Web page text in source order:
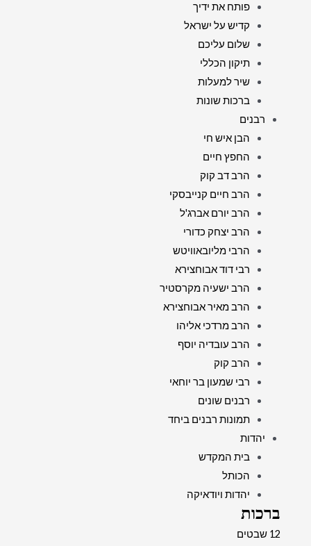
פותח את ידיך
קדיש על ישראל
שלום עליכם
תיקון הכללי
שיר למעלות
ברכות שונות
רבנים
הבן איש חי
החפץ חיים
הרב דב קוק
הרב חיים קנייבסקי
הרב יורם אברג'ל
הרב יצחק כדורי
הרבי מליובאוויטש
רבי דוד אבוחצירא
הרב ישעיה מקרסטיר
הרב מאיר אבוחצירא
הרב מרדכי אליהו
הרב עובדיה יוסף
הרב קוק
רבי שמעון בר יוחאי
רבנים שונים
תמונות רבנים ביחד
יהדות
בית המקדש
הכותל
יהדות ויודאיקה
ברכות
12 שבטים